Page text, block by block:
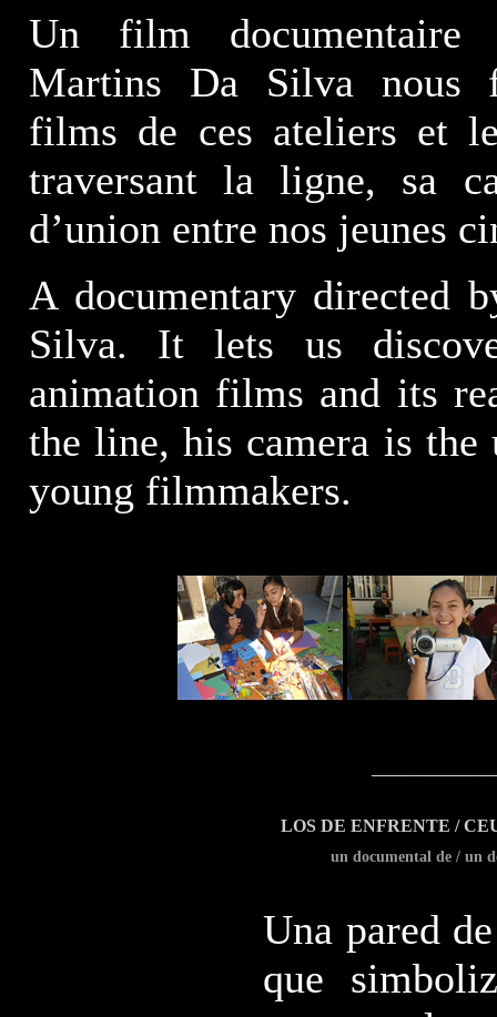
Un film documentaire
Martins Da Silva nous
films de ces ateliers et
traversant la ligne, sa
d’union entre nos jeunes
A documentary directed
Silva. It lets us
animation films and its
the line, his camera is the
young filmmakers.
LOS DE ENFRENTE /
un documental de / un
Una pared
que